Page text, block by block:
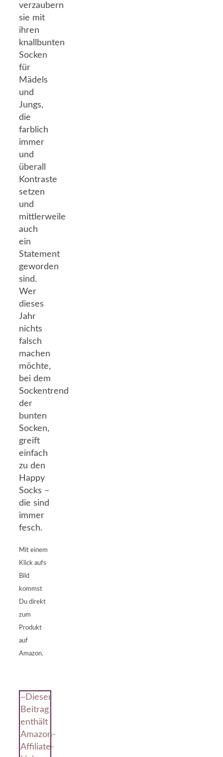
verzaubern
sie mit
ihren
knallbunten
Socken
für
Mädels
und
Jungs,
die
farblich
immer
und
überall
Kontraste
setzen
und
mittlerweile
auch
ein
Statement
geworden
sind.
Wer
dieses
Jahr
nichts
falsch
machen
möchte,
bei dem
Sockentrend
der
bunten
Socken,
greift
einfach
zu den
Happy
Socks –
die sind
immer
fesch.
Mit einem
Klick aufs
Bild
kommst
Du direkt
zum
Produkt
auf
Amazon.
~Dieser
Beitrag
enthält
Amazon-
Affiliate-